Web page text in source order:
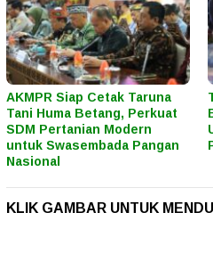
AKMPR Siap Cetak Taruna
Tani Huma Betang, Perkuat
SDM Pertanian Modern
untuk Swasembada Pangan
Nasional
KLIK GAMBAR UNTUK